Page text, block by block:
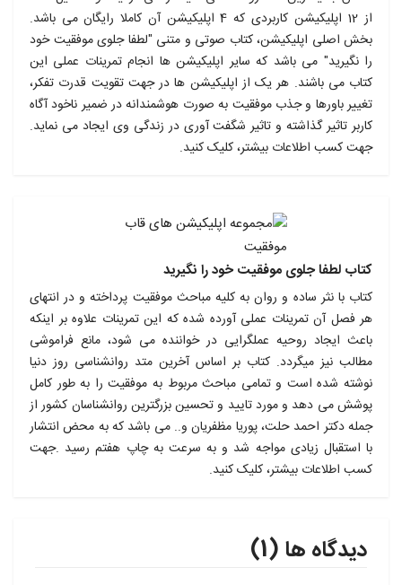
از 12 اپلیکیشن کاربردی که 4 اپلیکیشن آن کاملا رایگان می باشد.
بخش اصلی اپلیکیشن، کتاب صوتی و متنی "لطفا جلوی موفقیت خود
را نگیرید" می باشد که سایر اپلیکیشن ها انجام تمرینات عملی این
کتاب می باشند. هر یک از اپلیکیشن ها در جهت تقویت قدرت تفکر،
تغییر باورها و جذب موفقیت به صورت هوشمندانه در ضمیر ناخود آگاه
کاربر تاثیر گذاشته و تاثیر شگفت آوری در زندگی وی ایجاد می نماید.
جهت کسب اطلاعات بیشتر، کلیک کنید.
کتاب لطفا جلوی موفقیت خود را نگیرید
کتاب با نثر ساده و روان به کلیه مباحث موفقیت پرداخته و در انتهای
هر فصل آن تمرینات عملی آورده شده که این تمرینات علاوه بر اینکه
باعث ایجاد روحیه عملگرایی در خواننده می شود، مانع فراموشی
مطالب نیز میگردد. کتاب بر اساس آخرین متد روانشناسی روز دنیا
نوشته شده است و تمامی مباحث مربوط به موفقیت را به طور کامل
پوشش می دهد و مورد تایید و تحسین بزرگترین روانشناسان کشور از
جمله دکتر احمد حلت، پوریا مظفریان و.. می باشد که به محض انتشار
با استقبال زیادی مواجه شد و به سرعت به چاپ هفتم رسید .جهت
کسب اطلاعات بیشتر، کلیک کنید.
دیدگاه ها (1)